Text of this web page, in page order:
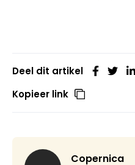
Deel dit artikel
Kopieer link
Copernica